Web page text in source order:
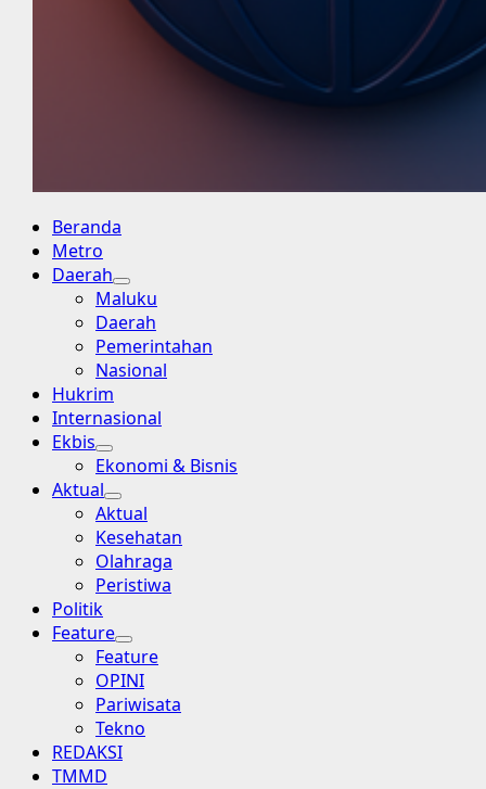
Primary
Menu
Beranda
Metro
Daerah
Maluku
Daerah
Pemerintahan
Nasional
Hukrim
Internasional
Ekbis
Ekonomi & Bisnis
Aktual
Aktual
Kesehatan
Olahraga
Peristiwa
Politik
Feature
Feature
OPINI
Pariwisata
Tekno
REDAKSI
TMMD